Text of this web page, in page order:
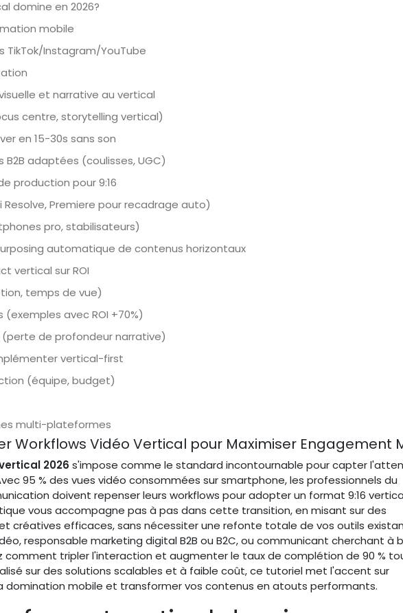
domine en 2026?
mobile
TikTok/Instagram/YouTube
et narrative au vertical
centre, storytelling vertical)
en 15-30s sans son
B2B adaptées (coulisses, UGC)
production pour 9:16
Resolve, Premiere pour recadrage auto)
pro, stabilisateurs)
automatique de contenus horizontaux
vertical sur ROI
temps de vue)
avec ROI +70%)
de profondeur narrative)
vertical-first
(équipe, budget)
multi-plateformes
Workflows Vidéo Vertical pour Maximiser Engagement
2026 s'impose comme le standard incontournable pour capter
95 % des vues vidéo consommées sur smartphone, les professionnels du
doivent repenser leurs workflows pour adopter un format 9:16
vous accompagne pas à pas dans cette transition, en misant sur des
créatives efficaces, sans nécessiter une refonte totale de vos outils
responsable marketing digital B2B ou B2C, ou communicant cherchant à
comment tripler l'interaction et augmenter le taux de complétion de 90 %
sur des solutions scalables et à faible coût, ce tutoriel met l'accent sur
domination mobile et transformer vos contenus en atouts performants.